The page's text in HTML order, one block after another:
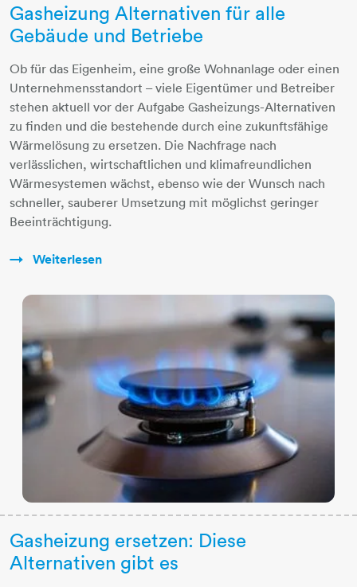
Gasheizung Alternativen für alle
Gebäude und Betriebe
Ob für das Eigenheim, eine große Wohnanlage oder einen
Unternehmensstandort – viele Eigentümer und Betreiber
stehen aktuell vor der Aufgabe Gasheizungs-Alternativen
zu finden und die bestehende durch eine zukunftsfähige
Wärmelösung zu ersetzen. Die Nachfrage nach
verlässlichen, wirtschaftlichen und klimafreundlichen
Wärmesystemen wächst, ebenso wie der Wunsch nach
schneller, sauberer Umsetzung mit möglichst geringer
Beeinträchtigung.
Weiterlesen
Gasheizung ersetzen: Diese
Alternativen gibt es